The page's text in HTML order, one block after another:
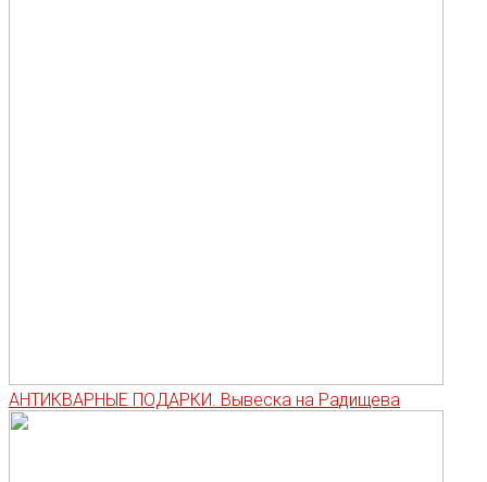
АНТИКВАРНЫЕ ПОДАРКИ. Вывеска на Радищева